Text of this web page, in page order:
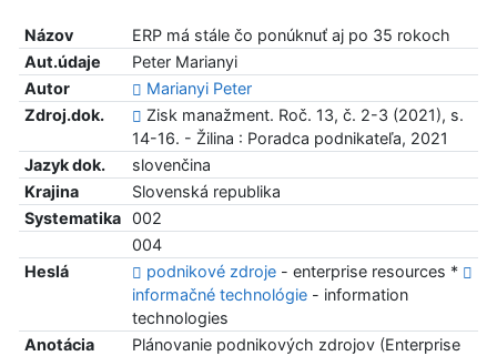
Názov
ERP má stále čo ponúknuť aj po 35 rokoch
Aut.údaje
Peter Marianyi
Autor
Marianyi Peter
Zdroj.dok.
Zisk manažment. Roč. 13, č. 2-3 (2021), s.
14-16. - Žilina : Poradca podnikateľa, 2021
Jazyk dok.
slovenčina
Krajina
Slovenská republika
Systematika
002
004
Heslá
podnikové zdroje- enterprise resources *
informačné technológie- information
technologies
Anotácia
Plánovanie podnikových zdrojov (Enterprise